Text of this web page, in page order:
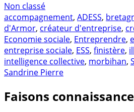
Non classé
accompagnement, ADESS,
d'Armor, créateur d'entreprise,
Economie sociale, Entreprendre,
entreprise sociale, ESS, finistère,
intelligence collective, morbihan,
Sandrine Pierre
Faisons connaissance